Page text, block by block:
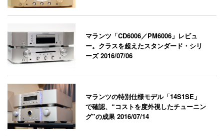
マランツ「CD6006／PM6006」レビュ
ー。クラスを超えたスタンダード・シリ
ーズ2016/07/06
マランツの特別仕様モデル「14S1SE」
で確認、“コストを度外視したチューニン
グ”の成果2016/07/14